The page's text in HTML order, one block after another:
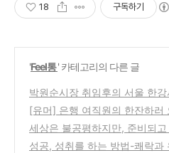
18 구독하기
'Feel통' 카테고리의 다른 글
박원순시장 취임후의 서울 한강
전과 전혀 다른 공사현장의 변
[유머] 은행 여직원의 한잔하러
(4)
세상은 불공평하지만, 준비되고
게 행운의 여신이 미소짓는다! -
성공, 성취를 하는 방법-쾌락과